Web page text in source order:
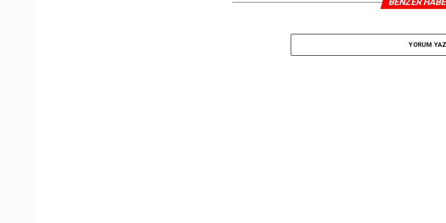
BENZER
YORUM YAZ